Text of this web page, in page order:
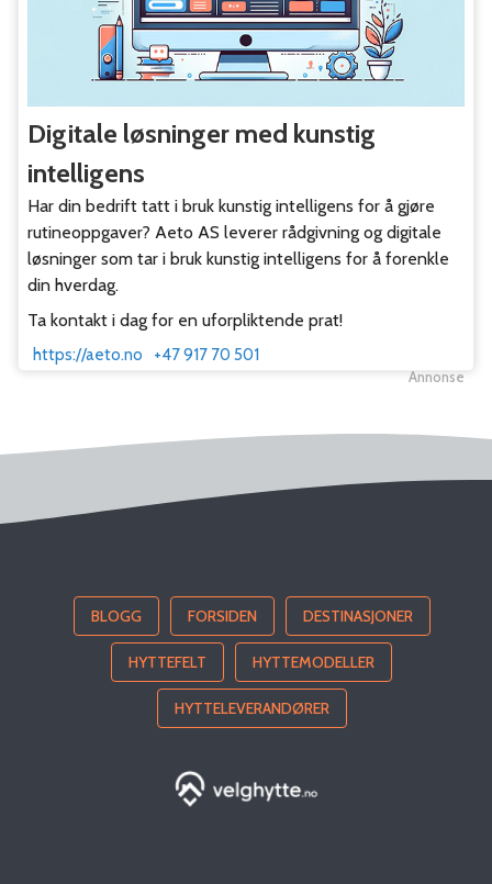
Digitale løsninger med kunstig
intelligens
Har din bedrift tatt i bruk kunstig intelligens for å gjøre
rutineoppgaver? Aeto AS leverer rådgivning og digitale
løsninger som tar i bruk kunstig intelligens for å forenkle
din hverdag.
Ta kontakt i dag for en uforpliktende prat!
https://aeto.no +47 917 70 501
Annonse
BLOGG FORSIDEN DESTINASJONER
HYTTEFELT HYTTEMODELLER
HYTTELEVERANDØRER